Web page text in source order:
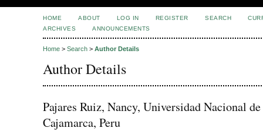
HOME ABOUT LOG IN REGISTER SEARCH
ARCHIVES
ANNOUNCEMENTS
Home > Search > Author Details
Author Details
Pajares Ruiz, Nancy, Universidad Nacional de
Cajamarca, Peru